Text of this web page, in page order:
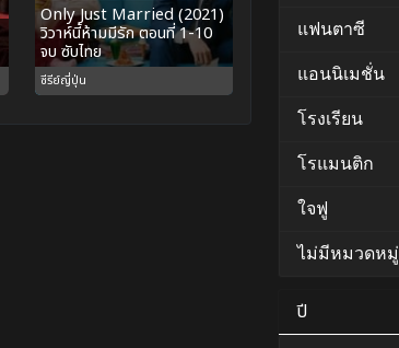
Only Just Married (2021)
วิวาห์นี้ห้ามมีรัก ตอนที่ 1-10
จบ ซับไทย
ซีรีย์ญี่ปุ่น
แฟนตาซี
แอนนิเมชั่น
โรงเรียน
โรแมนติก
ใจฟู
ไม่มีหมวดหมู่
ปี